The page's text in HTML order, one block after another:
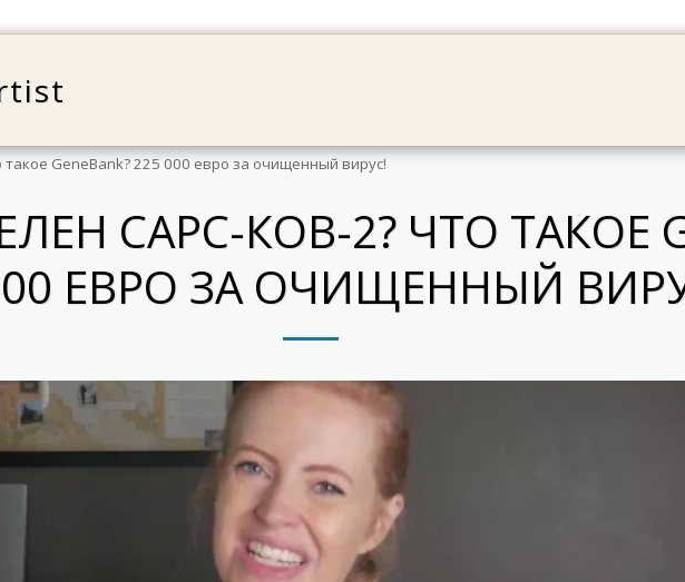
GeneBank? 225 000 евро за очищенный вирус!
САРС-КОВ-2? ЧТО ТАКОЕ
ЕВРО ЗА ОЧИЩЕННЫЙ